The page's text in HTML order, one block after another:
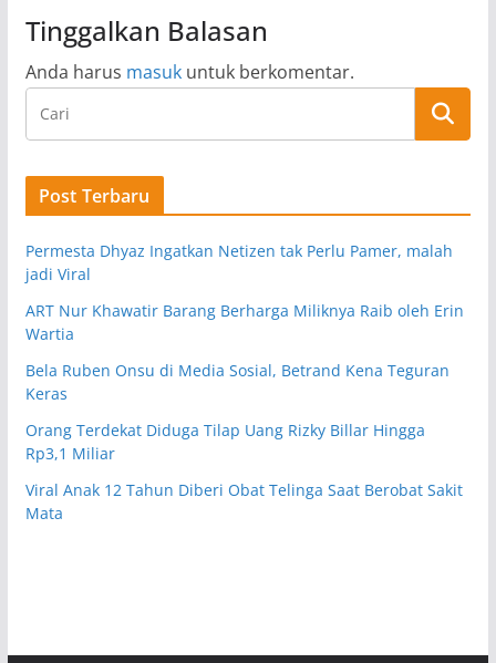
Tinggalkan Balasan
Anda harus masukuntuk berkomentar.
Post Terbaru
Permesta Dhyaz Ingatkan Netizen tak Perlu Pamer, malah
jadi Viral
ART Nur Khawatir Barang Berharga Miliknya Raib oleh Erin
Wartia
Bela Ruben Onsu di Media Sosial, Betrand Kena Teguran
Keras
Orang Terdekat Diduga Tilap Uang Rizky Billar Hingga
Rp3,1 Miliar
Viral Anak 12 Tahun Diberi Obat Telinga Saat Berobat Sakit
Mata